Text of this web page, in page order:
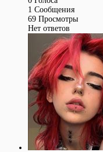
1 Сообщения
69 Просмотры
Нет ответов